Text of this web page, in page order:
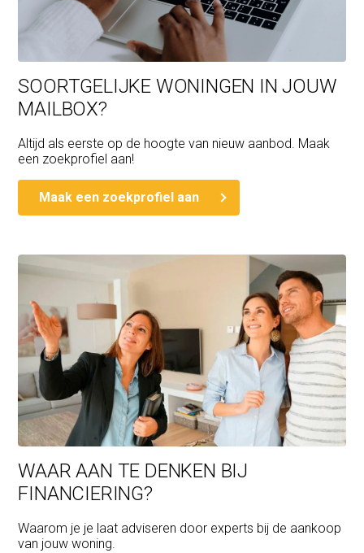
- Gelegen binnen het Beschermd Stadsgezicht van
Amsterdam Oud-Zuid;
- “As is, where is”-clausule van toepassing
SOORTGELIJKE WONINGEN IN JOUW
MAILBOX?
Altijd als eerste op de hoogte van nieuw aanbod. Maak
een zoekprofiel aan!
Maak een zoekprofiel aan
WAAR AAN TE DENKEN BIJ
FINANCIERING?
Waarom je je laat adviseren door experts bij de aankoop
van jouw woning.